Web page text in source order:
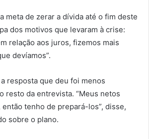
meta de zerar a dívida até o fim deste
dos motivos que levaram à crise:
relação aos juros, fizemos mais
devíamos”.
resposta que deu foi menos
resto da entrevista. “Meus netos
tenho de prepará-los”, disse,
sobre o plano.